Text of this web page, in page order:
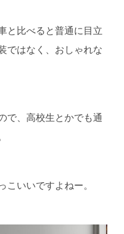
と比べると普通に目立
ではなく、おしゃれな
で、高校生とかでも通
こいいですよねー。